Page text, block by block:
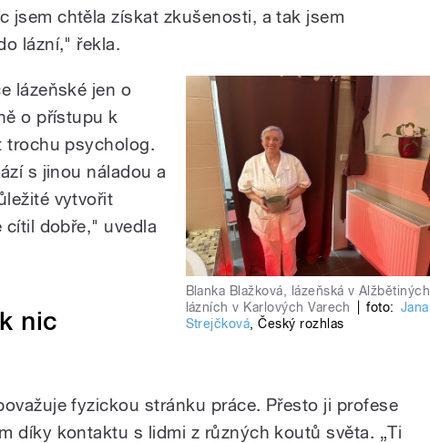
jsem chtěla získat zkušenosti, a tak jsem
lázní," řekla.
Blanka Blažková, lázeňská v Alžbětiných
lázních v Karlových Varech
foto: Jana
Strejčková,Český rozhlas
lázeňské jen o
o přístupu k
trochu psycholog.
s jinou náladou a
vytvořit
dobře," uvedla
nic
fyzickou stránku práce. Přesto ji profese
díky kontaktu s lidmi z různých koutů světa. „Ti